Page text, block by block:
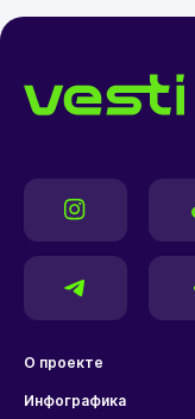
О проекте
Инфографика